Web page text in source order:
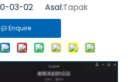
03-02 Asal:Tapak
Enquire